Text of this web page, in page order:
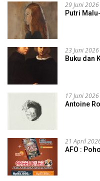
29 Juni 2026
Putri
23 Juni 2026
Buku dan
17 Juni 2026
Antoine
21 April
AFO :